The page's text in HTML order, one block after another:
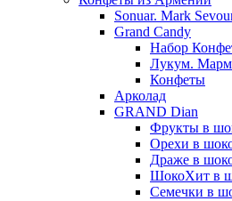
Sonuar. Mark
Grand Candy
Набор
Лукум.
Конфеты
Арколад
GRAND Dian
Фрукты в
Орехи в
Драже в
ШокоХит в
Семечки в